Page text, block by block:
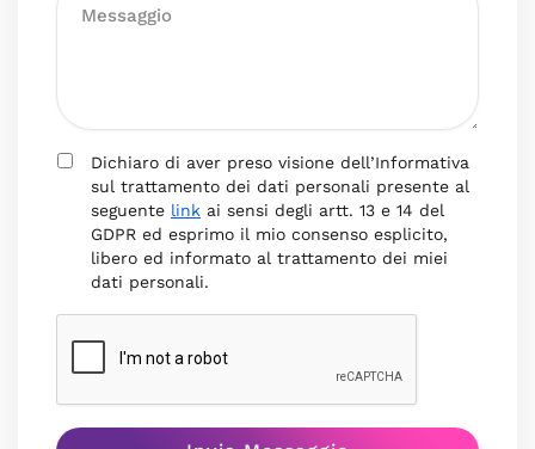
Dichiaro di aver preso visione dell’Informativa
sul trattamento dei dati personali presente al
seguente link ai sensi degli artt. 13 e 14 del
GDPR ed esprimo il mio consenso esplicito,
libero ed informato al trattamento dei miei
dati personali.